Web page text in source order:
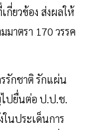
กี่ยวข้อง ส่งผลให้
าตรา 170 วรรค
รักชาติ รักแผ่น
ปยื่นต่อ ป.ป.ช.
นประเด็นการ